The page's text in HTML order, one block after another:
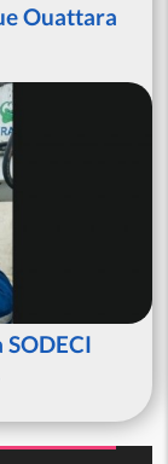
Ouattara